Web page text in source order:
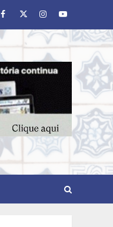
Facebook
TwitterInstagram
Youtube